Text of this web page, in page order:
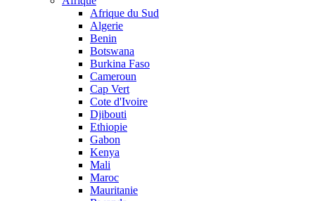
Afrique du Sud
Algerie
Benin
Botswana
Burkina Faso
Cameroun
Cap Vert
Cote d'Ivoire
Djibouti
Ethiopie
Gabon
Kenya
Mali
Maroc
Mauritanie